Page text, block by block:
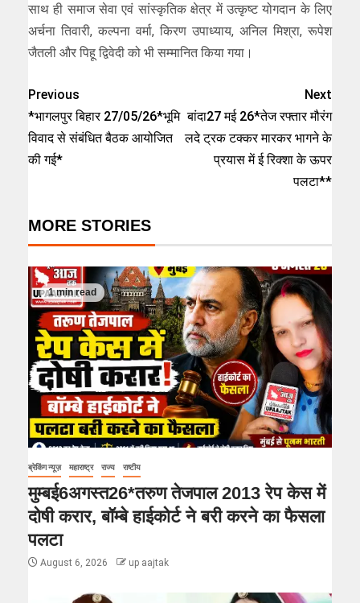
साथ ही समाज सेवा एवं सांस्कृतिक क्षेत्र में उत्कृष्ट योगदान के लिए
अर्चना तिवारी, कल्पना वर्मा, किरण उपाध्याय, अनिल मिश्रा, रूपेश
जैतली और पिहू द्विवेदी को भी सम्मानित किया गया।
Previous
*भागलपुर बिहार 27/05/26*भूमि
विवाद से संबंधित बैठक आयोजित
की गई*
Next
बांदा27 मई 26*तेज रफ्तार मौरंग
लदे ट्रक टक्कर मारकर भागने के
प्रयास में ई रिक्शा के ऊपर
पलटा**
MORE STORIES
1 min read
ब्रेकिंग न्यूज़ महाराष्ट्र राज्य राष्टीय
मुम्बई6अगस्त26*तरुण तेजपाल 2013 रेप केस में
दोषी करार, बॉम्बे हाईकोर्ट ने बरी करने का फैसला
पलटा
August 6, 2026 up aajtak